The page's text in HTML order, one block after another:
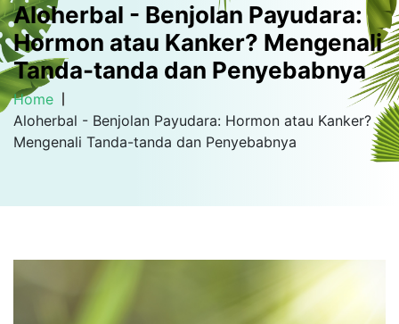
Aloherbal - Benjolan Payudara:
Hormon atau Kanker? Mengenali
Tanda-tanda dan Penyebabnya
Home
Aloherbal - Benjolan Payudara: Hormon atau Kanker?
Mengenali Tanda-tanda dan Penyebabnya